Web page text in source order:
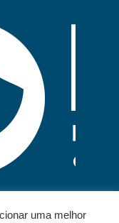
uma melhor